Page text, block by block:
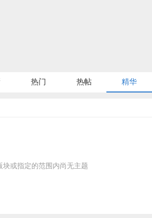
热门 热帖 精华
块或指定的范围内尚无主题